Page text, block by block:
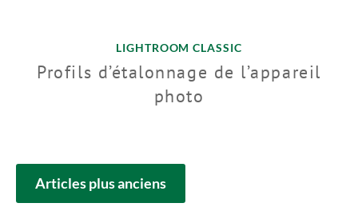
LIGHTROOM CLASSIC
Profils d’étalonnage de l’appareil
photo
NAVIGATION
DES
Articles plus anciens